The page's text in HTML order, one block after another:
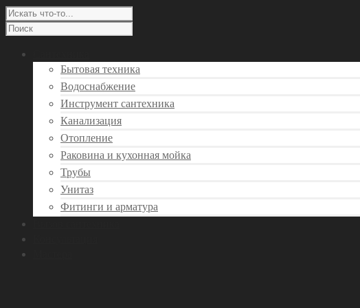
Бытовая техника
Водоснабжение
Инструмент сантехника
Канализация
Отопление
Раковина и кухонная мойка
Трубы
Унитаз
Фитинги и арматура